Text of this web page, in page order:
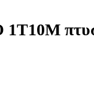
1T10M